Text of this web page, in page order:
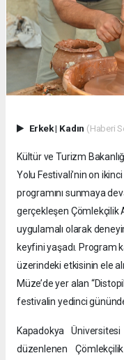
Erkek| Kadın (Haberi
Kültür ve Turizm
Yolu Festivali’nin on
programını sunmaya
gerçekleşen Çömlekçilik
uygulamalı olarak
keyfini yaşadı. Program
üzerindeki etkisinin ele
Müze’de yer alan
festivalin yedinci
Kapadokya
düzenlenen